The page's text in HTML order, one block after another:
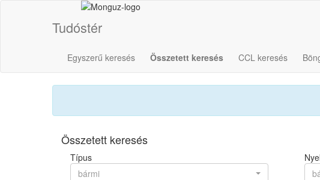
Tudóstér
Egyszerű keresés Összetett keresés CCL keresés
Összetett keresés
Típus
bármi